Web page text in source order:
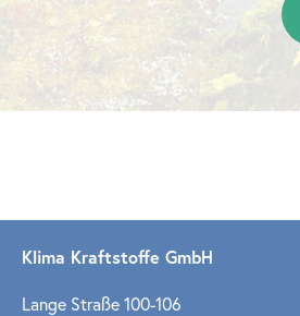
Klima Kraftstoffe GmbH
Lange Straße 100-106